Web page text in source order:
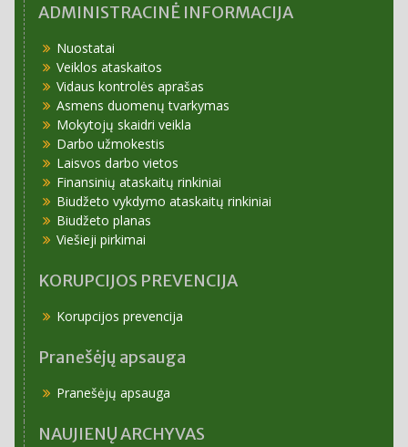
ADMINISTRACINĖ INFORMACIJA
Nuostatai
Veiklos ataskaitos
Vidaus kontrolės aprašas
Asmens duomenų tvarkymas
Mokytojų skaidri veikla
Darbo užmokestis
Laisvos darbo vietos
Finansinių ataskaitų rinkiniai
Biudžeto vykdymo ataskaitų rinkiniai
Biudžeto planas
Viešieji pirkimai
KORUPCIJOS PREVENCIJA
Korupcijos prevencija
Pranešėjų apsauga
Pranešėjų apsauga
NAUJIENŲ ARCHYVAS